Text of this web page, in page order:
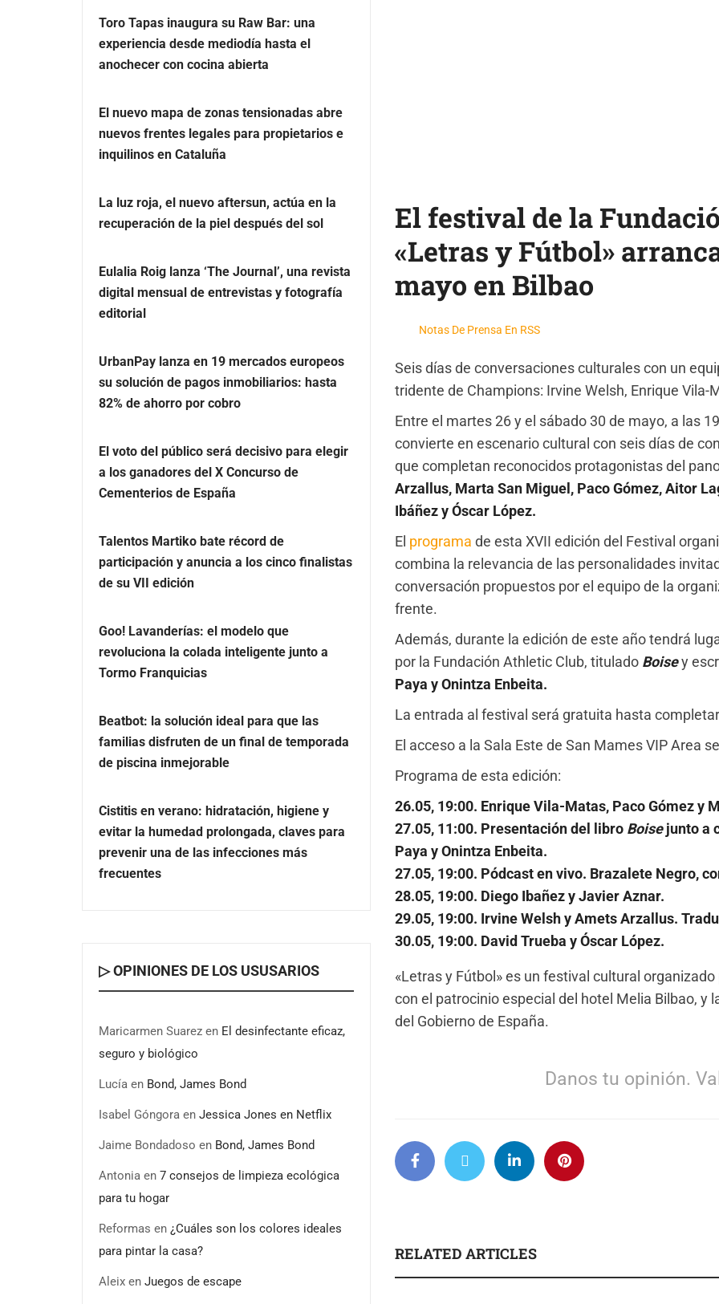
El festival de la
«Letras y Fútbol»
mayo en Bilbao
Notas De Prensa En RSS
Seis días de conversaciones culturales con un
tridente de Champions: Irvine Welsh, Enrique Vila-
Entre el martes 26 y el sábado 30 de mayo, a las
convierte en escenario cultural con seis días de
que completan reconocidos protagonistas del
Arzallus, Marta San Miguel, Paco Gómez, Aitor
Ibáñez y Óscar López.
El programa de esta XVII edición del Festival
combina la relevancia de las personalidades
conversación propuestos por el equipo de la
frente.
Además, durante la edición de este año tendrá
por la Fundación Athletic Club, titulado Boisey
Paya y Onintza Enbeita.
La entrada al festival será gratuita hasta
El acceso a la Sala Este de San Mames VIP Area
Programa de esta edición:
26.05, 19:00. Enrique Vila-Matas, Paco Gómez y
27.05, 11:00. Presentación del libro Boisejunto a
Paya y Onintza Enbeita.
27.05, 19:00. Pódcast en vivo. Brazalete Negro,
28.05, 19:00. Diego Ibañez y Javier Aznar.
29.05, 19:00. Irvine Welsh y Amets Arzallus.
30.05, 19:00. David Trueba y Óscar López.
«Letras y Fútbol» es un festival cultural
con el patrocinio especial del hotel Melia Bilbao, y
del Gobierno de España.
Danos tu opinión.
RELATED ARTICLES
Toro Tapas inaugura su Raw Bar: una
experiencia desde mediodía hasta el
anochecer con cocina abierta
El nuevo mapa de zonas tensionadas abre
nuevos frentes legales para propietarios e
inquilinos en Cataluña
La luz roja, el nuevo aftersun, actúa en la
recuperación de la piel después del sol
Eulalia Roig lanza ‘The Journal’, una revista
digital mensual de entrevistas y fotografía
editorial
UrbanPay lanza en 19 mercados europeos
su solución de pagos inmobiliarios: hasta
82% de ahorro por cobro
El voto del público será decisivo para elegir
a los ganadores del X Concurso de
Cementerios de España
Talentos Martiko bate récord de
participación y anuncia a los cinco finalistas
de su VII edición
Goo! Lavanderías: el modelo que
revoluciona la colada inteligente junto a
Tormo Franquicias
Beatbot: la solución ideal para que las
familias disfruten de un final de temporada
de piscina inmejorable
Cistitis en verano: hidratación, higiene y
evitar la humedad prolongada, claves para
prevenir una de las infecciones más
frecuentes
▷ OPINIONES DE LOS USUSARIOS
Maricarmen Suarez en El desinfectante eficaz,
seguro y biológico
Lucía en Bond, James Bond
Isabel Góngora en Jessica Jones en Netflix
Jaime Bondadoso en Bond, James Bond
Antonia en 7 consejos de limpieza ecológica
para tu hogar
Reformas en ¿Cuáles son los colores ideales
para pintar la casa?
Aleix en Juegos de escape